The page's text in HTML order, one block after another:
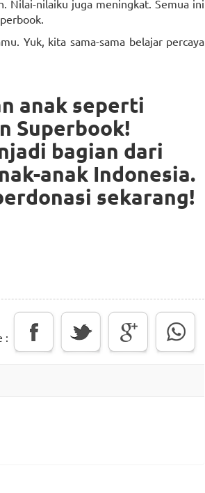
Nilai-nilaiku juga meningkat. Semua ini
Yuk, kita sama-sama belajar percaya
anak seperti
Superbook!
bagian dari
anak Indonesia.
sekarang!
: